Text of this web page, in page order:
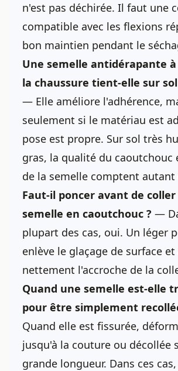
n'est pas déchirée. Il faut une
compatible avec les flexions
bon maintien pendant le
Une semelle antidérapante
la chaussure tient-elle sur
— Elle améliore l'adhérence,
seulement si le matériau est
pose est propre. Sur sol très
gras, la qualité du caoutchouc
de la semelle comptent autant
Faut-il poncer avant de
semelle en caoutchouc ? —
plupart des cas, oui. Un léger
enlève le glaçage de surface
nettement l'accroche de la
Quand une semelle est-elle
pour être simplement
Quand elle est fissurée,
jusqu'à la couture ou décollée
grande longueur. Dans ces